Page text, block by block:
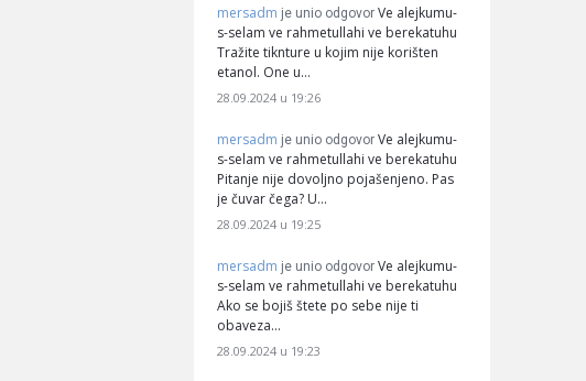
mersadm je unio odgovor Ve alejkumu-
s-selam ve rahmetullahi ve berekatuhu
Tražite tiknture u kojim nije korišten
etanol. One u…
28.09.2024 u 19:26
mersadm je unio odgovor Ve alejkumu-
s-selam ve rahmetullahi ve berekatuhu
Pitanje nije dovoljno pojašenjeno. Pas
je čuvar čega? U…
28.09.2024 u 19:25
mersadm je unio odgovor Ve alejkumu-
s-selam ve rahmetullahi ve berekatuhu
Ako se bojiš štete po sebe nije ti
obaveza…
28.09.2024 u 19:23